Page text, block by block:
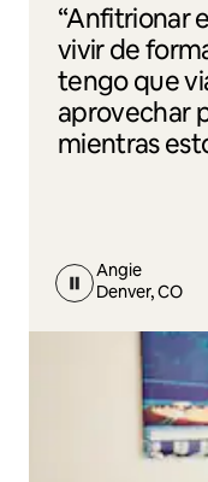
“Anfitrionar
vivir de
tengo que
aprovechar
mientras
Angie
Denver, CO